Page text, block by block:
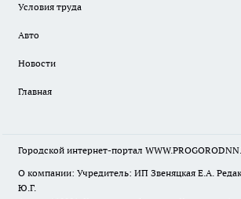
Условия труда
Авто
Новости
Главная
Городской интернет-портал
О компании: Учредитель: ИП Звеняцкая Е.А.
Ю.Г.